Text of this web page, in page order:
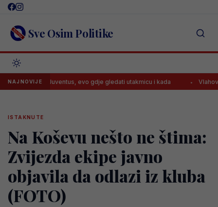
Skip
content Sve Osim Politike
NAJNOVIJE
za Juventus, evo gdje gledati utakmicu i kada Vlahović
ISTAKNUTE
Na Koševu nešto ne štima:
Zvijezda ekipe javno
objavila da odlazi iz kluba
(FOTO)